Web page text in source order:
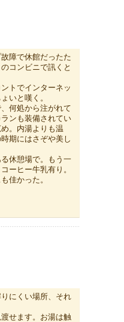
障で休館だったた
コンビニで訊くと
トでインターネッ
いと嘆く。
何処から注がれて
ンも装備されてい
。内湯よりも温
期にはさぞや美し
休憩場で。もう一
ーヒー牛乳有り。
佳かった。
にくい場所、それ
せます。お湯は触